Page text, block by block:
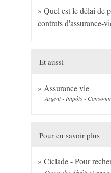
Quel est le délai de
contrats d'assurance-
Et aussi
Assurance vie
Argent - Impôts -
Pour en savoir plus
Ciclade - Pour